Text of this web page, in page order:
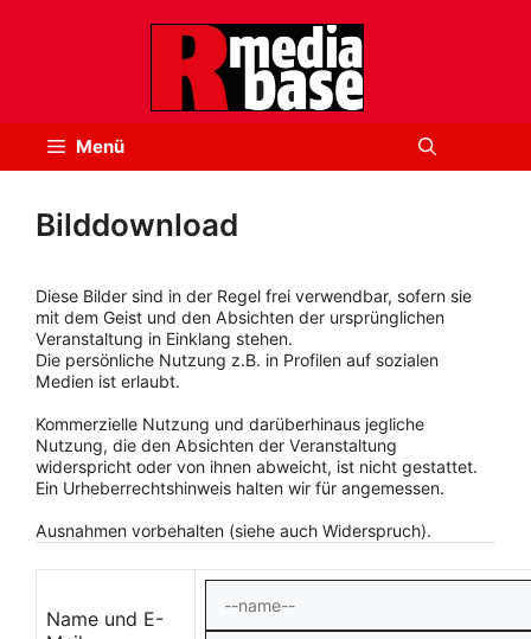
Menü
Bilddownload
Diese Bilder sind in der Regel frei verwendbar, sofern sie
mit dem Geist und den Absichten der ursprünglichen
Veranstaltung in Einklang stehen.
Die persönliche Nutzung z.B. in Profilen auf sozialen
Medien ist erlaubt.
Kommerzielle Nutzung und darüberhinaus jegliche
Nutzung, die den Absichten der Veranstaltung
widerspricht oder von ihnen abweicht, ist nicht gestattet.
Ein Urheberrechtshinweis halten wir für angemessen.
Ausnahmen vorbehalten (siehe auch Widerspruch).
Name und E-